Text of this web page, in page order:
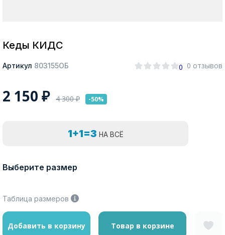
Кеды КИДС
Артикул 803155ОБ 0 0 отзывов
2 150 ₽ 4 300₽ -50%
1+1=3 НА ВСЁ
Выберите размер
Таблица размеров
Добавить в корзину Товар в корзине